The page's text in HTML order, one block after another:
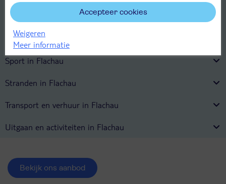
Praktische informatie over Flachau
Winkelen in Flachau
Sport in Flachau
Stranden in Flachau
Transport en verhuur in Flachau
Uitgaan en activiteiten in Flachau
Bekijk ons aanbod
Accepteer cookies
Weigeren
Meer informatie